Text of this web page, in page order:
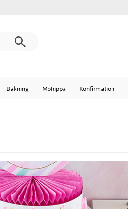
Bakning Möhippa Konfirmation